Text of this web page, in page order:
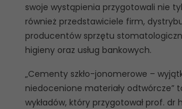
swoje wystąpienia przygotowali nie
również przedstawiciele firm,
producentów sprzętu
higieny oraz usług bankowych.
„Cementy szkło-jonomerowe –
niedocenione materiały odtwórcze”
wykładów, który przygotował prof. dr